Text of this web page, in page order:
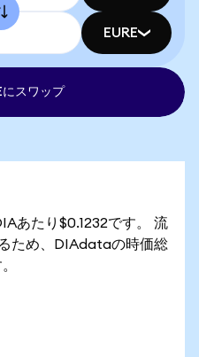
EURE
にスワップ
あたり$0.1232です。 流
ため、DIAdataの時価総